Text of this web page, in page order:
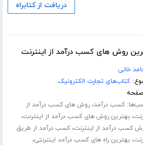
دریافت از کتابراه
روش های کسب درآمد از اینترنت
خانی
کتاب‌های تجارت الکترونیک
کسب درآمد،روش های کسب درآمد از
،بهترین روش های کسب درآمد از اینترنت،
کسب درآمد از اینترنت،کسب درآمد از طریق
،بهترین راه های کسب درآمد اینترنتی،